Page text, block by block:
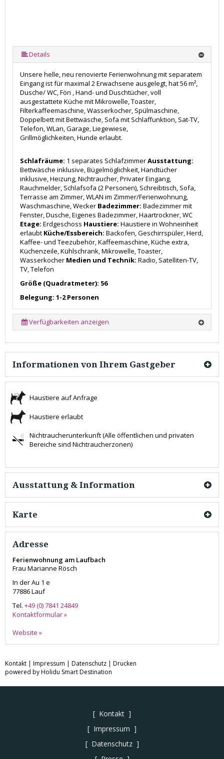
Details
Unsere helle, neu renovierte Ferienwohnung mit separatem
Eingang ist für maximal 2 Erwachsene ausgelegt, hat 56 m²,
Dusche/ WC, Fön , Hand- und Duschtücher, voll
ausgestattete Küche mit Mikrowelle, Toaster,
Filterkaffeemaschine, Wasserkocher, Spülmaschine,
Doppelbett mit Bettwäsche, Sofa mit Schlaffunktion, Sat-TV,
Telefon, WLan, Garage, Liegewiese,
Grillmöglichkeiten, Hunde erlaubt.
Schlafräume: 1 separates SchlafzimmerAusstattung:
Bettwäsche inklusive, Bügelmöglichkeit, Handtücher
inklusive, Heizung, Nichtraucher, Privater Eingang,
Rauchmelder, Schlafsofa (2 Personen), Schreibtisch, Sofa,
Terrasse am Zimmer, WLAN im Zimmer/Ferienwohnung,
Waschmaschine, Wecker Badezimmer: Badezimmer mit
Fenster, Dusche, Eigenes Badezimmer, Haartrockner, WC
Etage: Erdgeschoss Haustiere: Haustiere in Wohneinheit
erlaubt Küche/Essbereich: Backofen, Geschirrspüler, Herd,
Kaffee- und Teezubehör, Kaffeemaschine, Küche extra,
Küchenzeile, Kühlschrank, Mikrowelle, Toaster,
Wasserkocher Medien und Technik: Radio, Satelliten-TV,
TV, Telefon
Größe (Quadratmeter): 56
Belegung: 1-2 Personen
Verfügbarkeiten anzeigen
Informationen von Ihrem Gastgeber
Haustiere auf Anfrage
Haustiere erlaubt
Nichtraucherunterkunft (Alle öffentlichen und privaten
Bereiche sind Nichtraucherzonen)
Ausstattung & Information
Karte
Adresse
Ferienwohnung am Laufbach
Frau Marianne Rösch
In der Au 1 e
77886Lauf
Tel. +49 (0) 7841 24849
Kontaktformular »
Website »
Kontakt | Impressum | Datenschutz | Drucken
powered by Holidu Smart Destination
Kontakt
Impressum
Datenschutz